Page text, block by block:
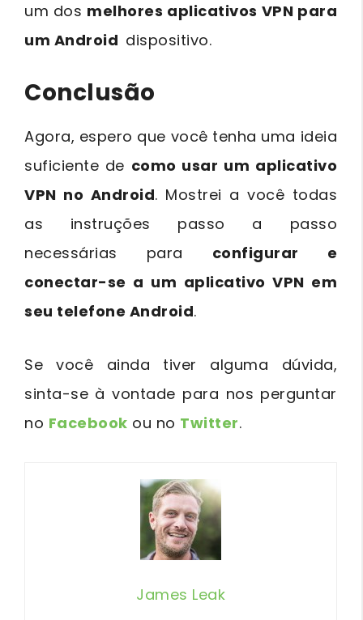
um dos melhores aplicativos VPN para
um Android dispositivo.
Conclusão
Agora, espero que você tenha uma ideia
suficiente de como usar um aplicativo
VPN no Android. Mostrei a você todas
as instruções passo a passo
necessárias para configurar e
conectar-se a um aplicativo VPN em
seu telefone Android.
Se você ainda tiver alguma dúvida,
sinta-se à vontade para nos perguntar
no Facebook ou no Twitter.
James Leak